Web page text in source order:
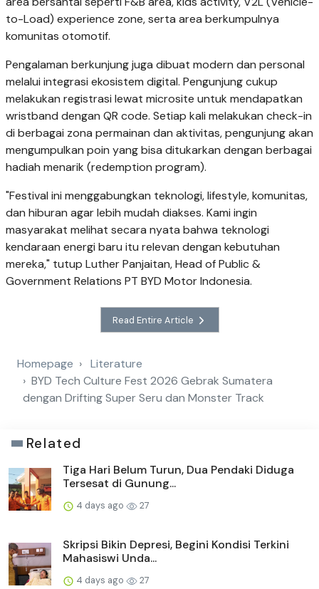
to-Load) experience zone, serta area berkumpulnya
komunitas otomotif.
Pengalaman berkunjung juga dibuat modern dan personal
melalui integrasi ekosistem digital. Pengunjung cukup
melakukan registrasi lewat microsite untuk mendapatkan
wristband dengan QR code. Setiap kali melakukan check-in
di berbagai zona permainan dan aktivitas, pengunjung akan
mengumpulkan poin yang bisa ditukarkan dengan berbagai
hadiah menarik (redemption program).
"Festival ini menggabungkan teknologi, lifestyle, komunitas,
dan hiburan agar lebih mudah diakses. Kami ingin
masyarakat melihat secara nyata bahwa teknologi
kendaraan energi baru itu relevan dengan kebutuhan
mereka," tutup Luther Panjaitan, Head of Public &
Government Relations PT BYD Motor Indonesia.
Read Entire Article
Homepage
Literature
BYD Tech Culture Fest 2026 Gebrak Sumatera
dengan Drifting Super Seru dan Monster Track
Related
Tiga Hari Belum Turun, Dua Pendaki Diduga
Tersesat di Gunung...
4 days ago 27
Skripsi Bikin Depresi, Begini Kondisi Terkini
Mahasiswi Unda...
4 days ago 27